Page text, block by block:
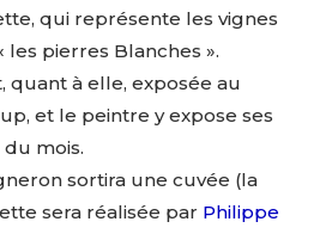
qui représente les vignes
les pierres Blanches ».
quant à elle, exposée au
et le peintre y expose ses
mois.
sortira une cuvée (la
sera réalisée par Philippe